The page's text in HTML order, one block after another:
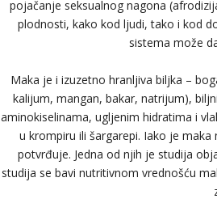
pojačanje seksualnog nagona
plodnosti, kako kod ljudi, tako i kod
sistema može
Maka je i izuzetno hranljiva biljka –
kalijum, mangan, bakar, natrijum),
aminokiselinama, ugljenim hidratima i
u krompiru ili šargarepi. Iako je
potvrđuje. Jedna od njih je studija
studija se bavi nutritivnom vrednošću